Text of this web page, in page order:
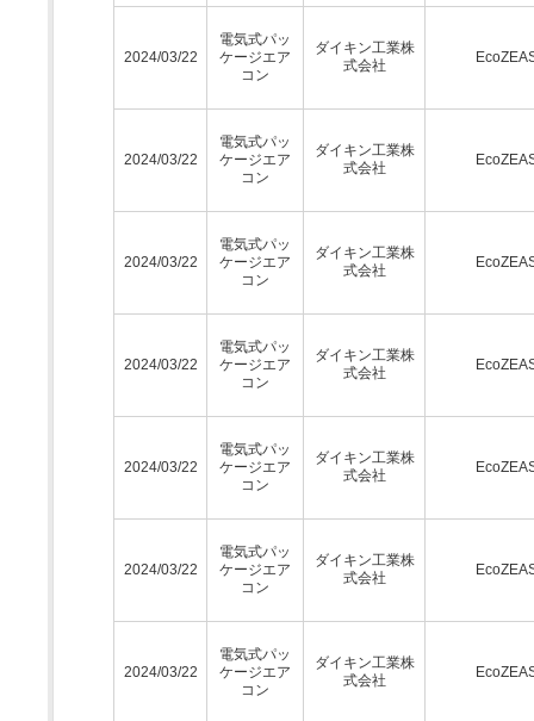
2024/03/22
電気式パッ
ケージエア
コン
ダイキン工業株
式会社
2024/03/22
電気式パッ
ケージエア
コン
ダイキン工業株
式会社
2024/03/22
電気式パッ
ケージエア
コン
ダイキン工業株
式会社
2024/03/22
電気式パッ
ケージエア
コン
ダイキン工業株
式会社
2024/03/22
電気式パッ
ケージエア
コン
ダイキン工業株
式会社
2024/03/22
電気式パッ
ケージエア
コン
ダイキン工業株
式会社
2024/03/22
電気式パッ
ケージエア
コン
ダイキン工業株
式会社